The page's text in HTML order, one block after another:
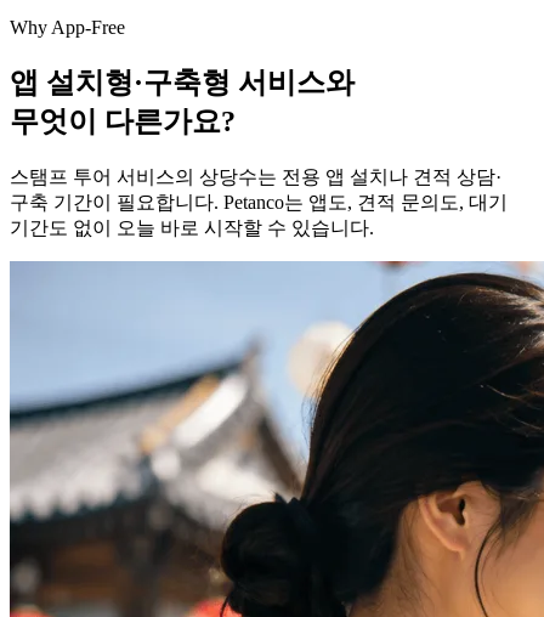
Why App-Free
앱 설치형·구축형 서비스와
무엇이 다른가요?
스탬프 투어 서비스의 상당수는 전용 앱 설치나 견적 상담·
구축 기간이 필요합니다. Petanco는 앱도, 견적 문의도, 대기
기간도 없이 오늘 바로 시작할 수 있습니다.